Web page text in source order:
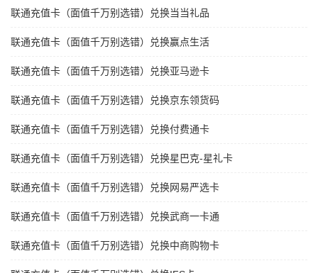
联通充值卡（面值千万别选错）兑换当当礼品
联通充值卡（面值千万别选错）兑换赢点生活
联通充值卡（面值千万别选错）兑换亚马逊卡
联通充值卡（面值千万别选错）兑换京东领货码
联通充值卡（面值千万别选错）兑换付费通卡
联通充值卡（面值千万别选错）兑换星巴克-星礼卡
联通充值卡（面值千万别选错）兑换网易严选卡
联通充值卡（面值千万别选错）兑换武商一卡通
联通充值卡（面值千万别选错）兑换中商购物卡